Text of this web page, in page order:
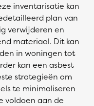
inventarisatie kan
plan van
verwijderen en
materiaal. Dit kan
in woningen tot
kan een asbest
strategieën om
te minimaliseren
voldoen aan de